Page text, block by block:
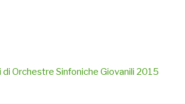
Orchestre Sinfoniche Giovanili 2015